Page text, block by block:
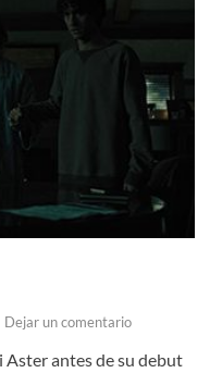
Dejar un comentario
Aster antes de su debut